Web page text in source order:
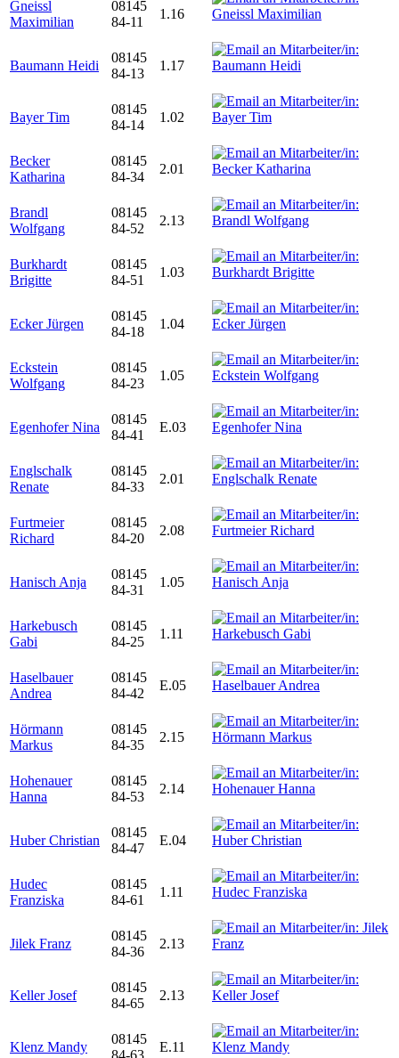
Gneissl
Maximilian
08145
84-11
1.16
Baumann Heidi
08145
84-13
1.17
Bayer Tim
08145
84-14
1.02
Becker
Katharina
08145
84-34
2.01
Brandl
Wolfgang
08145
84-52
2.13
Burkhardt
Brigitte
08145
84-51
1.03
Ecker Jürgen
08145
84-18
1.04
Eckstein
Wolfgang
08145
84-23
1.05
Egenhofer Nina
08145
84-41
E.03
Englschalk
Renate
08145
84-33
2.01
Furtmeier
Richard
08145
84-20
2.08
Hanisch Anja
08145
84-31
1.05
Harkebusch
Gabi
08145
84-25
1.11
Haselbauer
Andrea
08145
84-42
E.05
Hörmann
Markus
08145
84-35
2.15
Hohenauer
Hanna
08145
84-53
2.14
Huber Christian
08145
84-47
E.04
Hudec
Franziska
08145
84-61
1.11
Jilek Franz
08145
84-36
2.13
Keller Josef
08145
84-65
2.13
Klenz Mandy
08145
E.11